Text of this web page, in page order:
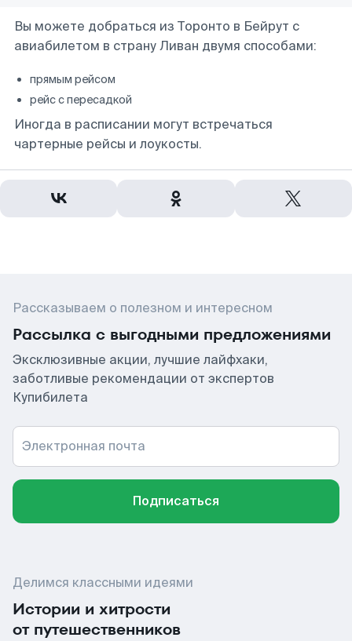
Вы можете добраться из Торонто в Бейрут с
авиабилетом в страну Ливан двумя способами:
прямым рейсом
рейс с пересадкой
Иногда в расписании могут встречаться
чартерные рейсы и лоукосты.
Рассказываем о полезном и интересном
Рассылка с выгодными предложениями
Эксклюзивные акции, лучшие лайфхаки,
заботливые рекомендации от экспертов
Купибилета
Электронная почта
Подписаться
Делимся классными идеями
Истории и хитрости
от путешественников